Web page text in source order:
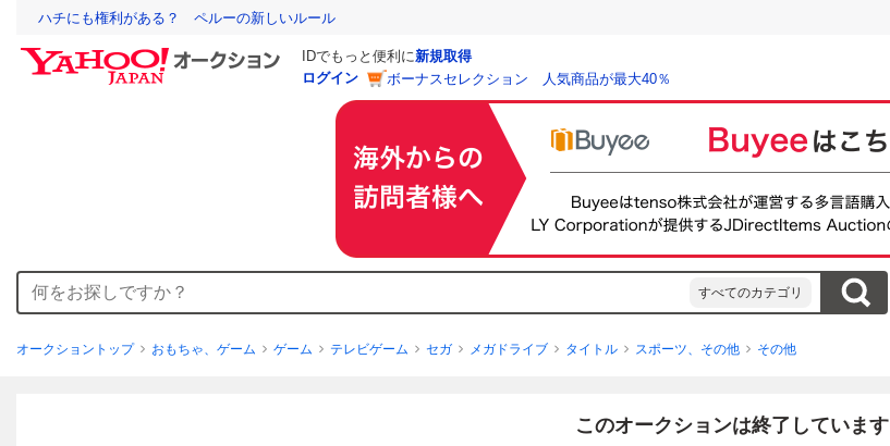
ハチにも権利がある？ ペルーの新しいルール
IDでもっと便利に新規取得
ログイン
ボーナスセレクション 人気商品が最大40％
すべてのカテゴリ
オークショントップ おもちゃ、ゲーム ゲーム テレビゲーム セガ メガドライブ タイトル スポーツ、その他 その他
このオークションは終了しています